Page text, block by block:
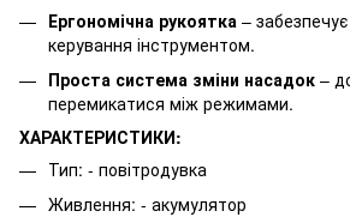
Ергономічна рукоятка –
керування інструментом.
Проста система зміни насадок –
перемикатися між режимами.
ХАРАКТЕРИСТИКИ:
Тип: - повітродувка
Живлення: - акумулятор